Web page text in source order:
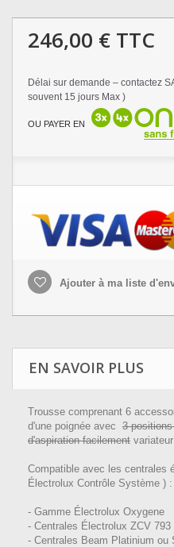
246,00 € TTC
Délai sur demande – contactez
souvent 15 jours Max )
OU PAYER EN
Ajouter à ma liste
EN SAVOIR PLUS
Trousse comprenant 6
d'une poignée avec 3
d'aspiration facilement
Compatible avec les centrales
Électrolux Contrôle Système ) :
- Gamme Électrolux Oxygene
- Centrales Électrolux ZCV 793
- Centrales Beam Platinium ou